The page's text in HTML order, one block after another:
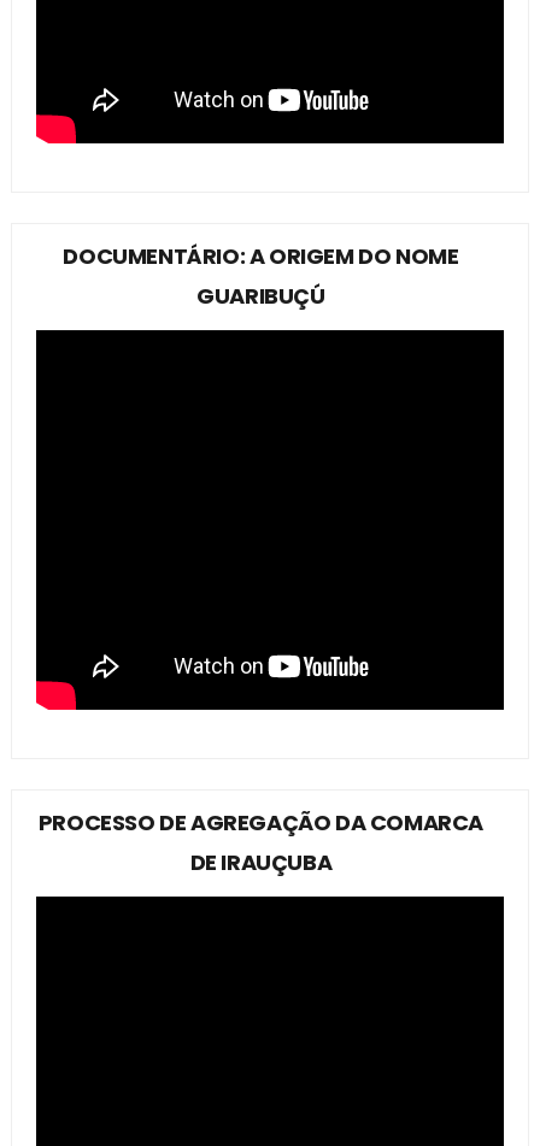
DOCUMENTÁRIO: A ORIGEM DO NOME
GUARIBUÇÚ
PROCESSO DE AGREGAÇÃO DA COMARCA
DE IRAUÇUBA